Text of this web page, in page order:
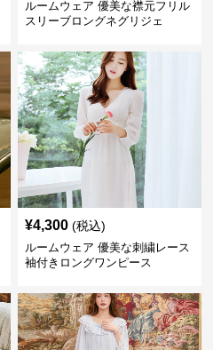
ルームウェア 優美な襟元フリル
スリーブロングネグリジェ
¥4,300 (税込)
ルームウェア 優美な刺繍レース
袖付きロングワンピース